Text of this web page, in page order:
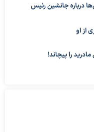
درباره جانشین رئیس
را پیچاند!